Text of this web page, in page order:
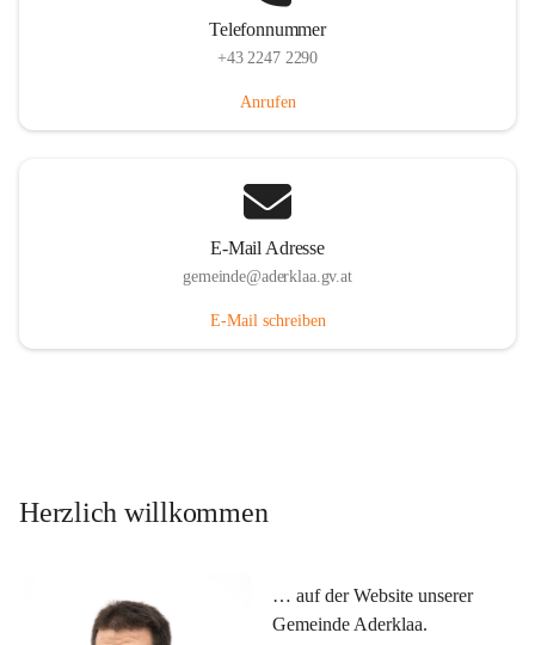
Telefonnummer
+43 2247 2290
Anrufen
E-Mail Adresse
gemeinde@aderklaa.gv.at
E-Mail schreiben
Herzlich willkommen
… auf der Website unserer
Gemeinde Aderklaa.